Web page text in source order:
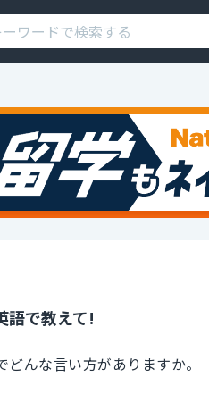
語で教えて!
んな言い方がありますか。